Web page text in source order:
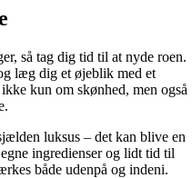
så tag dig tid til at nyde roen.
læg dig et øjeblik med et
kun om skønhed, men også
luksus – det kan blive en
ingredienser og lidt tid til
både udenpå og indeni.